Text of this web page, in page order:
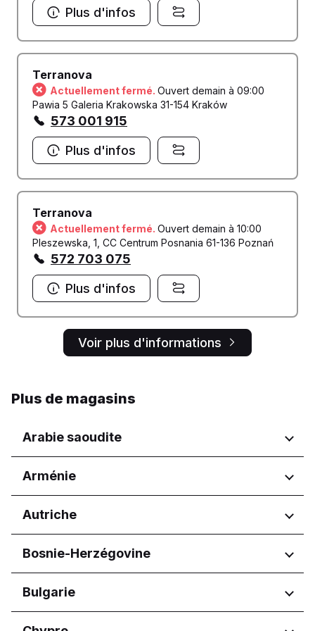
Plus d'infos
Terranova
Actuellement fermé. Ouvert demain à 09:00
Pawia 5 Galeria Krakowska 31-154 Kraków
573 001 915
Plus d'infos
Terranova
Actuellement fermé. Ouvert demain à 10:00
Pleszewska, 1, CC Centrum Posnania 61-136 Poznań
572 703 075
Plus d'infos
Voir plus d'informations
Plus de magasins
Arabie saoudite
Régions
Asir
Al Madinah Province
Al Qassim Province
Riyadh Province
Ash-Sharqiyah
Aseer Province
Arménie
Régions
Yerevan
Autriche
Régions
Wien
Bosnie-Herzégovine
Régions
Federacija Bosne i Hercegovine
Bulgarie